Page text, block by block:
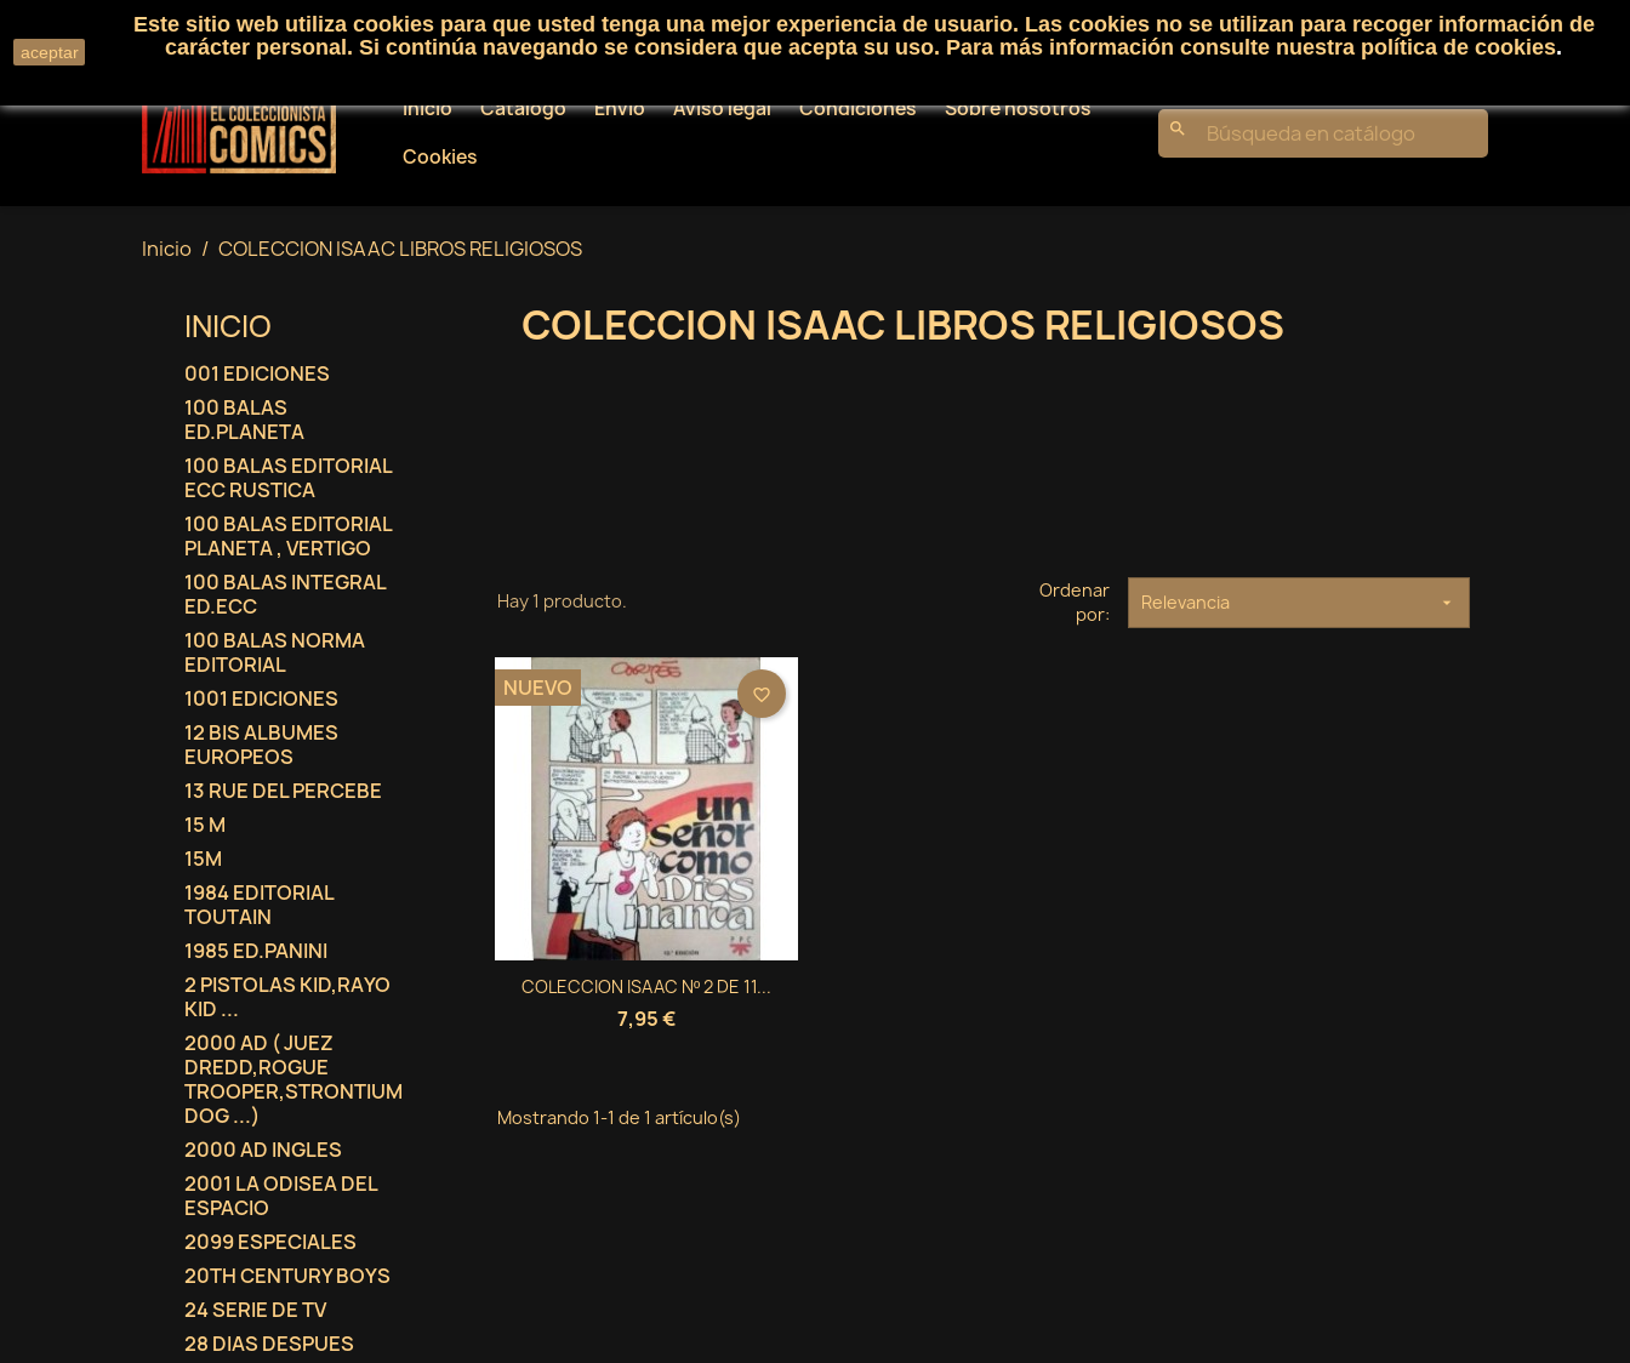
Llámenos:+34 91 530 01 33 Iniciar sesión shopping_cartCarrito(0)
Inicio Catálogo Envío Aviso legal Condiciones
Sobre nosotros
Cookies
search
Inicio COLECCION ISAAC LIBROS RELIGIOSOS
INICIO
001 EDICIONES
100 BALAS
ED.PLANETA
100 BALAS EDITORIAL
ECC RUSTICA
100 BALAS EDITORIAL
PLANETA , VERTIGO
100 BALAS INTEGRAL
ED.ECC
100 BALAS NORMA
EDITORIAL
1001 EDICIONES
12 BIS ALBUMES
EUROPEOS
13 RUE DEL PERCEBE
15 M
15M
1984 EDITORIAL
TOUTAIN
1985 ED.PANINI
2 PISTOLAS KID,RAYO
KID ...
2000 AD ( JUEZ
DREDD,ROGUE
TROOPER,STRONTIUM
DOG ...)
2000 AD INGLES
2001 LA ODISEA DEL
ESPACIO
2099 ESPECIALES
20TH CENTURY BOYS
24 SERIE DE TV
28 DIAS DESPUES
COLECCION ISAAC LIBROS RELIGIOSOS
Hay 1 producto.
Ordenar
por:
Relevancia 
COLECCION ISAAC Nº 2 DE 11...
7,95 €
NUEVO
Vista rápida
favorite_border
Mostrando 1-1 de 1 artículo(s)
aceptar
Este sitio web utiliza cookies para que usted tenga una mejor experiencia de usuario. Las cookies no se utilizan para recoger información de
carácter personal. Si continúa navegando se considera que acepta su uso. Para más información consulte nuestra política de cookies.